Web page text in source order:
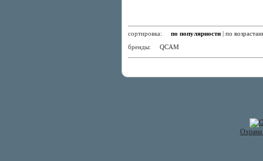
сортировка: по популярности | по
бренды: QCAM